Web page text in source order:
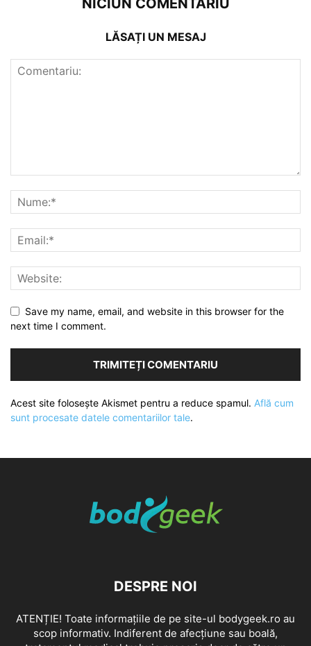
NICIUN COMENTARIU
LĂSAȚI UN MESAJ
Save my name, email, and website in this browser for the
next time I comment.
Acest site folosește Akismet pentru a reduce spamul. Află cum
sunt procesate datele comentariilor tale.
DESPRE NOI
ATENȚIE! Toate informațiile de pe site-ul bodygeek.ro au
scop informativ. Indiferent de afecțiune sau boală,